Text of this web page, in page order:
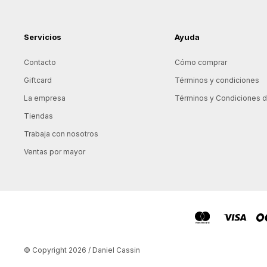
Servicios
Contacto
Giftcard
La empresa
Tiendas
Trabaja con nosotros
Ventas por mayor
Ayuda
Cómo comprar
Términos y condiciones
Términos y Condiciones
© Copyright 2026 / Daniel Cassin